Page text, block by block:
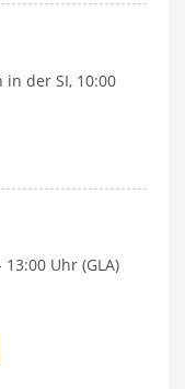
der SI, 10:00
Uhr (GLA)